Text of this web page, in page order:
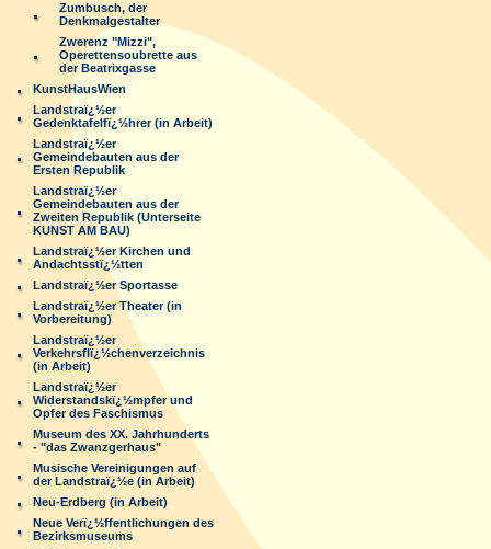
Zumbusch, der
Denkmalgestalter
Zwerenz "Mizzi",
Operettensoubrette aus
der Beatrixgasse
KunstHausWien
Landstraï¿½er
Gedenktafelfï¿½hrer (in Arbeit)
Landstraï¿½er
Gemeindebauten aus der
Ersten Republik
Landstraï¿½er
Gemeindebauten aus der
Zweiten Republik (Unterseite
KUNST AM BAU)
Landstraï¿½er Kirchen und
Andachtsstï¿½tten
Landstraï¿½er Sportasse
Landstraï¿½er Theater (in
Vorbereitung)
Landstraï¿½er
Verkehrsflï¿½chenverzeichnis
(in Arbeit)
Landstraï¿½er
Widerstandskï¿½mpfer und
Opfer des Faschismus
Museum des XX. Jahrhunderts
- "das Zwanzgerhaus"
Musische Vereinigungen auf
der Landstraï¿½e (in Arbeit)
Neu-Erdberg (in Arbeit)
Neue Verï¿½ffentlichungen des
Bezirksmuseums